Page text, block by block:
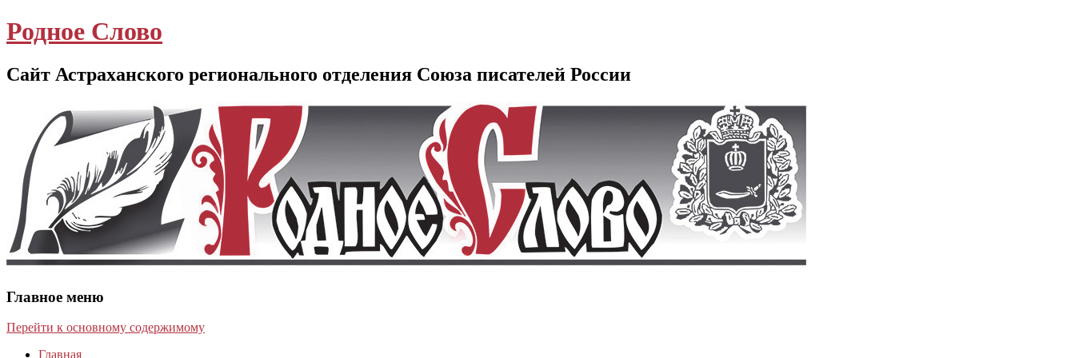
Родное Слово
Сайт Астраханского регионального отделения Союза писателей России
Главное меню
Перейти к основному содержимому
Главная